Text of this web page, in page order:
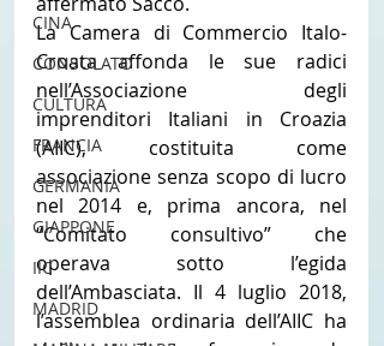
CINA
CONSOLATO
CULTURA
FRANCIA
GERMANIA
GIAPPONE
IIC
MADRID
La Camera di Commercio Italo-
Croata affonda le sue radici
nell’Associazione degli
imprenditori Italiani in Croazia
(AIIC), costituita come
associazione senza scopo di lucro
nel 2014 e, prima ancora, nel
“Comitato consultivo” che
operava sotto l’egida
dell’Ambasciata. Il 4 luglio 2018,
l’assemblea ordinaria dell’AIIC ha